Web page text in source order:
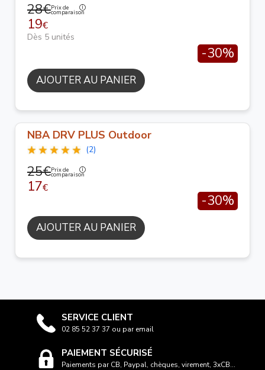
28€Prix de
comparaison
19€
Dès 5 unités
-30%
AJOUTER AU PANIER
NBA DRV PLUS Outdoor
(2)
25€Prix de
comparaison
17€
-30%
AJOUTER AU PANIER
SERVICE CLIENT
02 85 52 37 37 ou par email
PAIEMENT SÉCURISÉ
Paiements par CB, Paypal, chèques, virement, 3xCB...